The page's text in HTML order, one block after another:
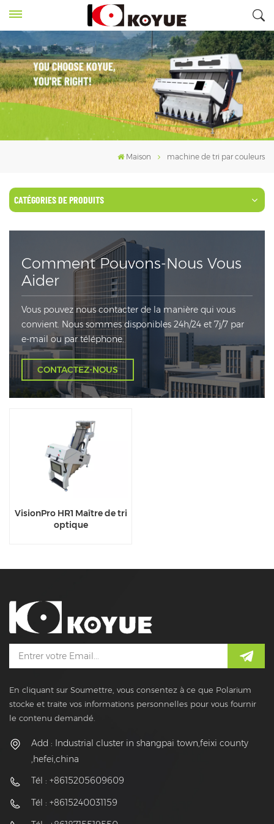
Maison machine de tri par couleurs
CATÉGORIES DE PRODUITS
Comment Pouvons-Nous Vous
Aider
Vous pouvez nous contacter de la manière qui vous
convient. Nous sommes disponibles 24h/24 et 7j/7 par
e-mail ou par téléphone.
CONTACTEZ-NOUS
VisionPro HR1 Maître de tri
optique
En cliquant sur Soumettre, vous consentez à ce que Polarium
stocke et traite vos informations personnelles pour vous fournir
le contenu demandé.
Add : Industrial cluster in shangpai town,feixi county
,hefei,china
Tél : +8615205609609
Tél : +8615240031159